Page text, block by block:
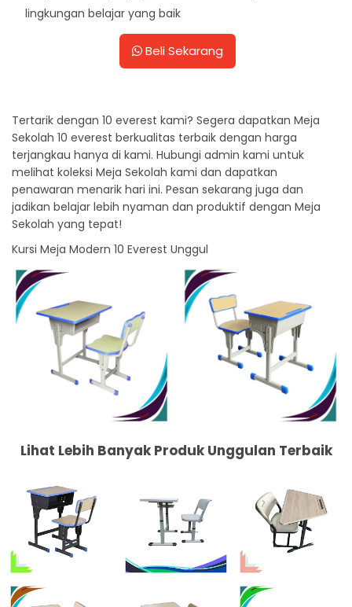
lingkungan belajar yang baik
Beli Sekarang
Tertarik dengan 10 everest kami? Segera dapatkan Meja
Sekolah 10 everest berkualitas terbaik dengan harga
terjangkau hanya di kami. Hubungi admin kami untuk
melihat koleksi Meja Sekolah kami dan dapatkan
penawaran menarik hari ini. Pesan sekarang juga dan
jadikan belajar lebih nyaman dan produktif dengan Meja
Sekolah yang tepat!
Kursi Meja Modern 10 Everest Unggul
Lihat Lebih Banyak Produk Unggulan Terbaik